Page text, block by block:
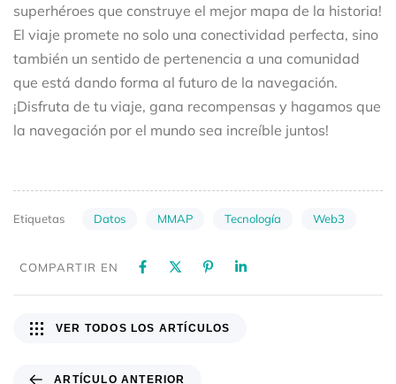
superhéroes que construye el mejor mapa de la historia!
El viaje promete no solo una conectividad perfecta, sino
también un sentido de pertenencia a una comunidad
que está dando forma al futuro de la navegación.
¡Disfruta de tu viaje, gana recompensas y hagamos que
la navegación por el mundo sea increíble juntos!
Etiquetas Datos MMAP Tecnología Web3
COMPARTIR EN
ARTÍCULO ANTERIOR
VER TODOS LOS ARTÍCULOS